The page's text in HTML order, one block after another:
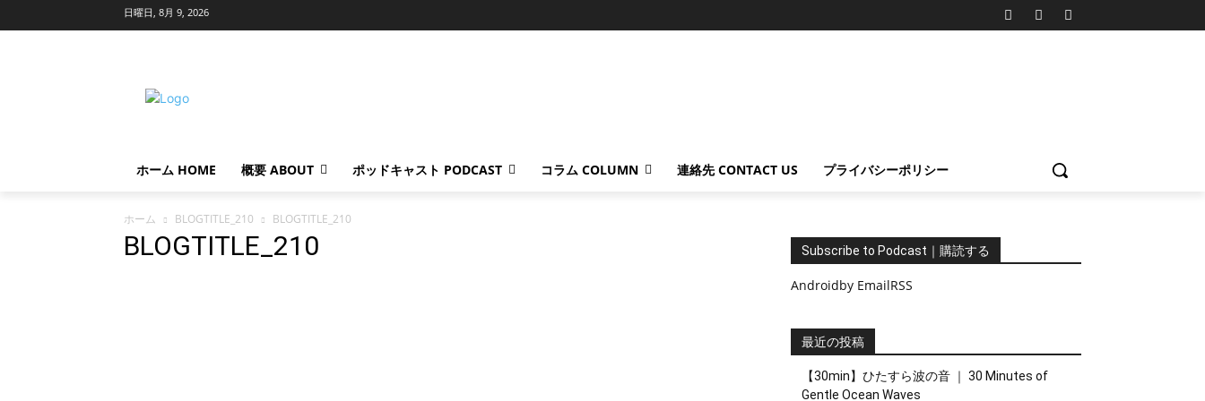
日曜日, 8月 9, 2026
ホーム HOME 概要 ABOUT ポッドキャスト PODCAST コラム COLUMN 連絡先 CONTACT US プライバシーポリシー
ホーム BLOGTITLE_210 BLOGTITLE_210
BLOGTITLE_210 Subscribe to Podcast｜購読する
Androidby EmailRSS
最近の投稿
【30min】ひたすら波の音 ｜ 30 Minutes of
Gentle Ocean Waves